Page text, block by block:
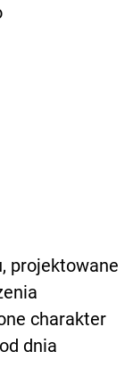
projektowane
charakter
dnia